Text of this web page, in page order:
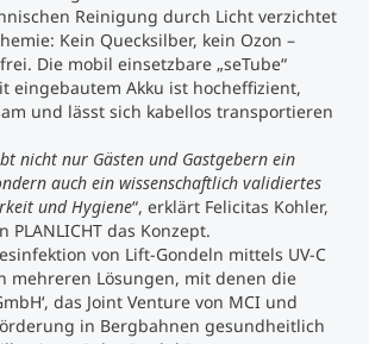
Reinigung durch Licht verzichtet
Kein Quecksilber, kein Ozon –
Die mobil einsetzbare „seTube“
eingebautem Akku ist hocheffizient,
und lässt sich kabellos transportieren
nicht nur Gästen und Gastgebern ein
auch ein wissenschaftlich validiertes
und Hygiene“, erklärt Felicitas Kohler,
PLANLICHT das Konzept.
von Lift-Gondeln mittels UV-C
mehreren Lösungen, mit denen die
das Joint Venture von MCI und
in Bergbahnen gesundheitlich